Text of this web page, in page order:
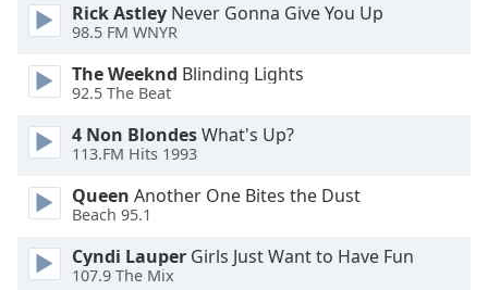
Background
Color
Area
Background
Rick Astley Never Gonna Give You Up
98.5 FM WNYR
The Weeknd Blinding Lights
92.5 The Beat
4 Non BlondesWhat's Up?
113.FM Hits 1993
Queen Another One Bites the Dust
Beach 95.1
Cyndi Lauper Girls Just Want to Have Fun
107.9 The Mix